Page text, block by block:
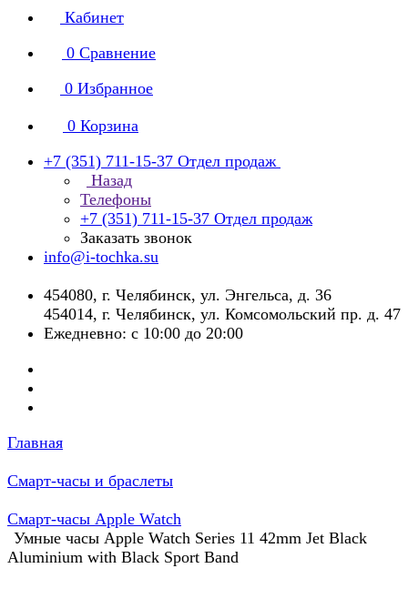
Кабинет
0 Сравнение
0 Избранное
0 Корзина
+7 (351) 711-15-37 Отдел продаж
Назад
Телефоны
+7 (351) 711-15-37 Отдел продаж
Заказать звонок
info@i-tochka.su
​454080, г. Челябинск, ул. Энгельса, д. 36
454014, г. Челябинск, ул. Комсомольский пр. д. 47
Ежедневно: с 10:00 до 20:00
Главная
Смарт-часы и браслеты
Смарт-часы Apple Watch
Умные часы Apple Watch Series 11 42mm Jet Black
Aluminium with Black Sport Band